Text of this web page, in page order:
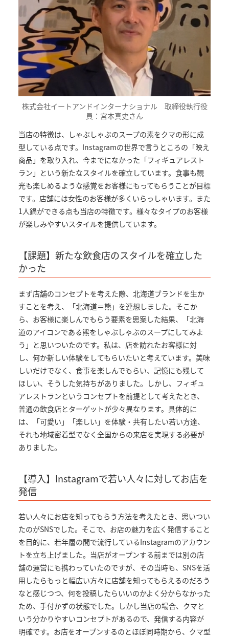
株式会社イートアンドインターナショナル 取締役執行役
員：宮本真史さん
当店の特徴は、しゃぶしゃぶのスープの素をクマの形に成
型している点です。Instagramの世界で言うところの「映え
商品」を取り入れ、今までになかった「フィギュアレスト
ラン」という新たなスタイルを確立しています。食事も観
光も楽しめるような感覚をお客様にもってもらうことが目標
です。店舗には女性のお客様が多くいらっしゃいます。また
1人鍋ができる点も当店の特徴です。様々なタイプのお客様
が楽しみやすいスタイルを提供しています。
【課題】新たな飲食店のスタイルを確立した
かった
まず店舗のコンセプトを考えた際、北海道ブランドを生か
すことを考え、「北海道＝熊」を連想しました。そこか
ら、お客様に楽しんでもらう要素を思案した結果、「北海
道のアイコンである熊をしゃぶしゃぶのスープにしてみよ
う」と思いついたのです。私は、店を訪れたお客様に対
し、何か新しい体験をしてもらいたいと考えています。美味
しいだけでなく、食事を楽しんでもらい、記憶にも残して
ほしい、そうした気持ちがありました。しかし、フィギュ
アレストランというコンセプトを前提として考えたとき、
普通の飲食店とターゲットが少々異なります。具体的に
は、「可愛い」「楽しい」を体験・共有したい若い方達、
それも地域密着型でなく全国からの来店を実現する必要が
ありました。
【導入】Instagramで若い人々に対してお店を
発信
若い人々にお店を知ってもらう方法を考えたとき、思いつい
たのがSNSでした。そこで、お店の魅力を広く発信すること
を目的に、若年層の間で流行しているInstagramのアカウン
トを立ち上げました。当店がオープンする前までは別の店
舗の運営にも携わっていたのですが、その当時も、SNSを活
用したらもっと幅広い方々に店舗を知ってもらえるのだろう
なと感じつつ、何を投稿したらいいのかよく分からなかった
ため、手付かずの状態でした。しかし当店の場合、クマと
いう分かりやすいコンセプトがあるので、発信する内容が
明確です。お店をオープンするのとほぼ同時期から、クマ型